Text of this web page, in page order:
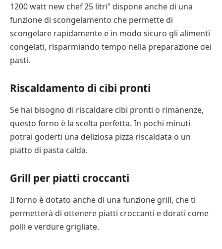
1200 watt new chef 25 litri” dispone anche di una
funzione di scongelamento che permette di
scongelare rapidamente e in modo sicuro gli alimenti
congelati, risparmiando tempo nella preparazione dei
pasti.
Riscaldamento di cibi pronti
Se hai bisogno di riscaldare cibi pronti o rimanenze,
questo forno è la scelta perfetta. In pochi minuti
potrai goderti una deliziosa pizza riscaldata o un
piatto di pasta calda.
Grill per piatti croccanti
Il forno è dotato anche di una funzione grill, che ti
permetterà di ottenere piatti croccanti e dorati come
polli e verdure grigliate.